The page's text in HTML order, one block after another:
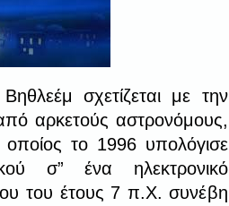
σχετίζεται με την
αρκετούς αστρονόμους,
το 1996 υπολόγισε
σ” ένα ηλεκτρονικό
του έτους 7 π.Χ. συνέβη